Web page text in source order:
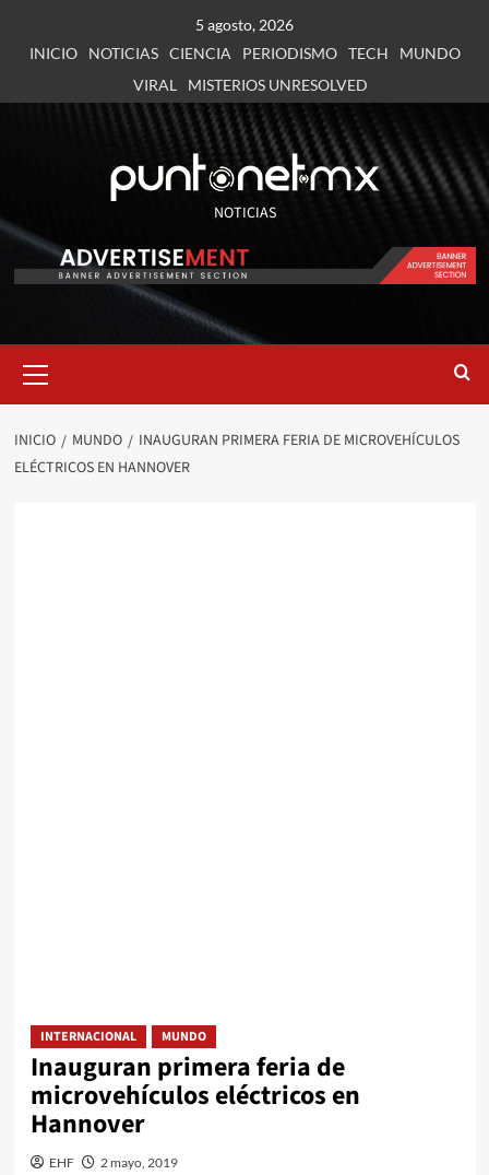
5 agosto, 2026
INICIO
NOTICIAS CIENCIA PERIODISMO TECH
MUNDO
VIRAL
MISTERIOS UNRESOLVED
NOTICIAS
INICIO MUNDO
INAUGURAN PRIMERA FERIA DE MICROVEHÍCULOS
ELÉCTRICOS EN HANNOVER
INTERNACIONAL MUNDO
Inauguran primera feria de
microvehículos eléctricos en
Hannover
EHF 2 mayo, 2019